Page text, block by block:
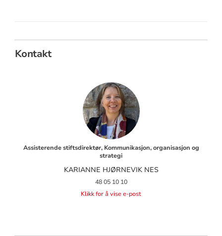
Kontakt
Assisterende stiftsdirektør, Kommunikasjon, organisasjon og
strategi
KARIANNE HJØRNEVIK NES
48 05 10 10
Klikk for å vise e-post